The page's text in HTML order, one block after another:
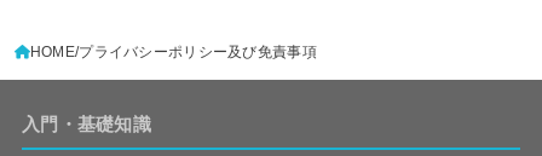
HOME プライバシーポリシー及び免責事項
入門・基礎知識